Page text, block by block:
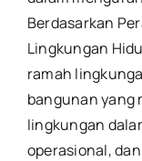
Berdasarkan
Lingkungan
ramah
bangunan yang
lingkungan
operasional,